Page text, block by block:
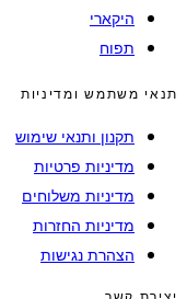
היקארי
תפוח
תנאי משתמש ומדיניות
תקנון ותנאי שימוש
מדיניות פרטיות
מדיניות משלוחים
מדיניות החזרות
הצהרת נגישות